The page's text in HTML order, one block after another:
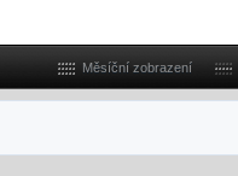
Měsíční zobrazení